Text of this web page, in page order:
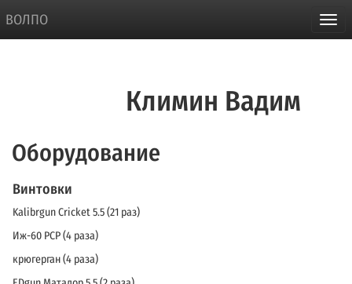
ВОЛПО
Климин Вадим
Оборудование
Винтовки
Kalibrgun Cricket 5.5 (21 раз)
Иж-60 PCP (4 раза)
крюгерган (4 раза)